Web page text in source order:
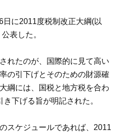
に2011度税制改正大綱(以
表した。
れたのが、国際的に見て高い
の引下げとそのための財源確
綱には、国税と地方税を合わ
下げる旨が明記された。
スケジュールであれば、2011